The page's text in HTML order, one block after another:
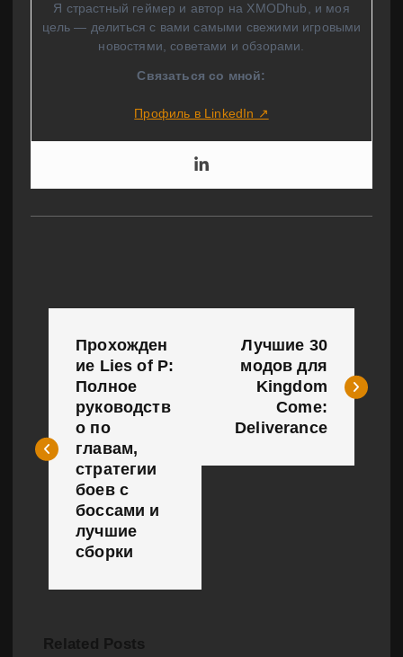
Я страстный геймер и автор на XMODhub, и моя
цель — делиться с вами самыми свежими игровыми
новостями, советами и обзорами.
Связаться со мной:
Профиль в LinkedIn ↗
и
г
п
Прохожден
ие Lies of P:
Полное
руководств
о по
главам,
стратегии
боев с
боссами и
лучшие
сборки
Лучшие 30
модов для
Kingdom
Come:
Deliverance
Related Posts